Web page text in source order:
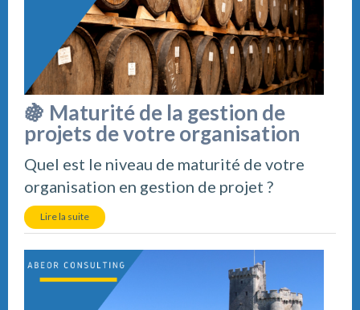
🍇 Maturité de la gestion de
projets de votre organisation
Quel est le niveau de maturité de votre
organisation en gestion de projet ?
Lire la suite